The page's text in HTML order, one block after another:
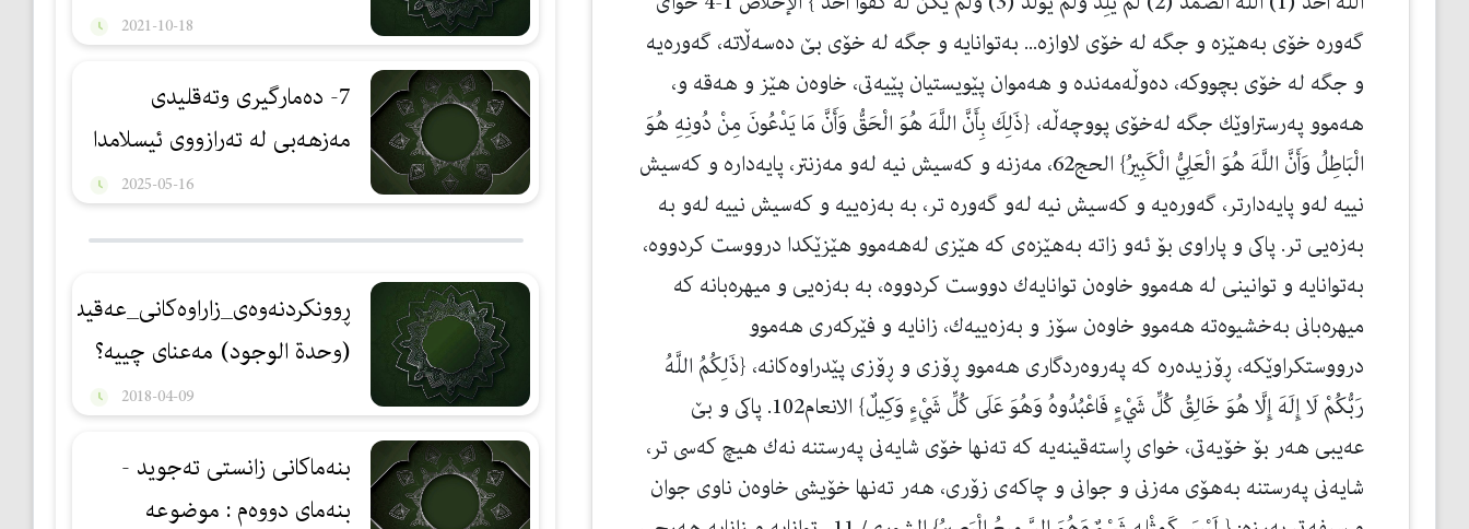
2021-10-18
7- دەمارگیری وتەقلیدی
مەزهەبی لە تەرازووی ئیسلامدا
2025-05-16
(وحدة الوجود) مه‌عنای چییه‌؟
2018-04-09
بنه‌ماکانی زانستی تەجوید -
بنەمای دووەم : موضوعه